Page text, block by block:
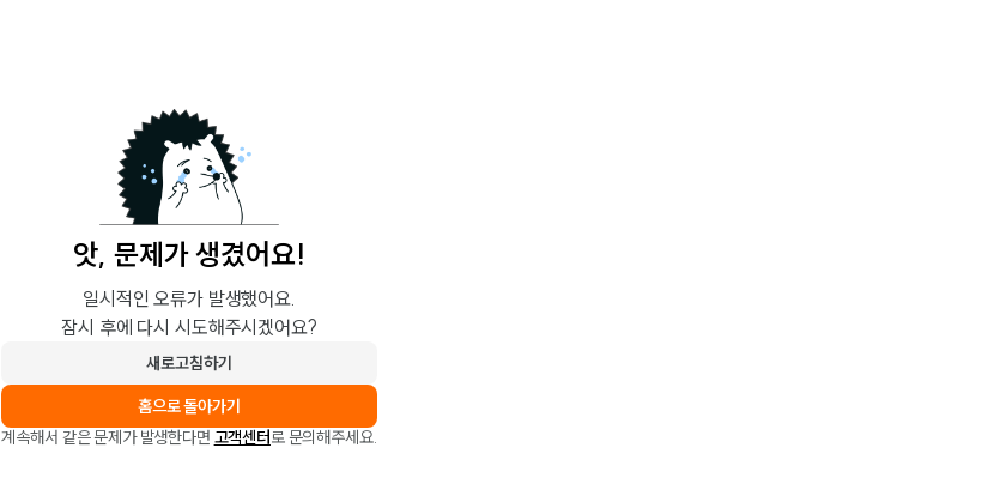
앗, 문제가 생겼어요!
일시적인 오류가 발생했어요.
잠시 후에 다시 시도해주시겠어요?
새로고침하기
홈으로 돌아가기
계속해서 같은 문제가 발생한다면 고객센터로 문의해주세요.